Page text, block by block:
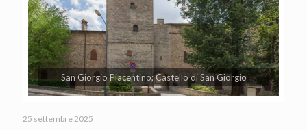
San Giorgio Piacentino; Castello di San Giorgio
25 settembre 2025